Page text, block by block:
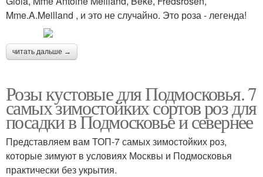
Mme.A.Meilland , и это не случайно. Это роза - легенда!
читать дальше →
Розы кустовые для Подмосковья. 7
самых зимостойких сортов роз для
посадки в Подмосковье и севернее
Представляем вам ТОП-7 самых зимостойких роз,
которые зимуют в условиях Москвы и Подмосковья
практически без укрытия.